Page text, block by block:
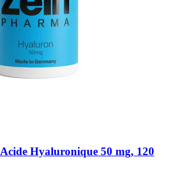
Acide Hyaluronique 50 mg, 120